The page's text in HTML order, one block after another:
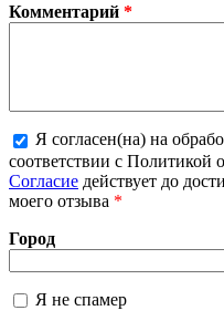
Комментарий *
Более подробная
Я согласен(на) на
соответствии с Политикой
Согласие действует до
моего отзыва *
Город
Я не спамер